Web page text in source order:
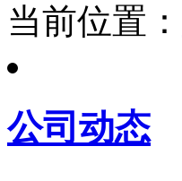
当前位置：
公司动态